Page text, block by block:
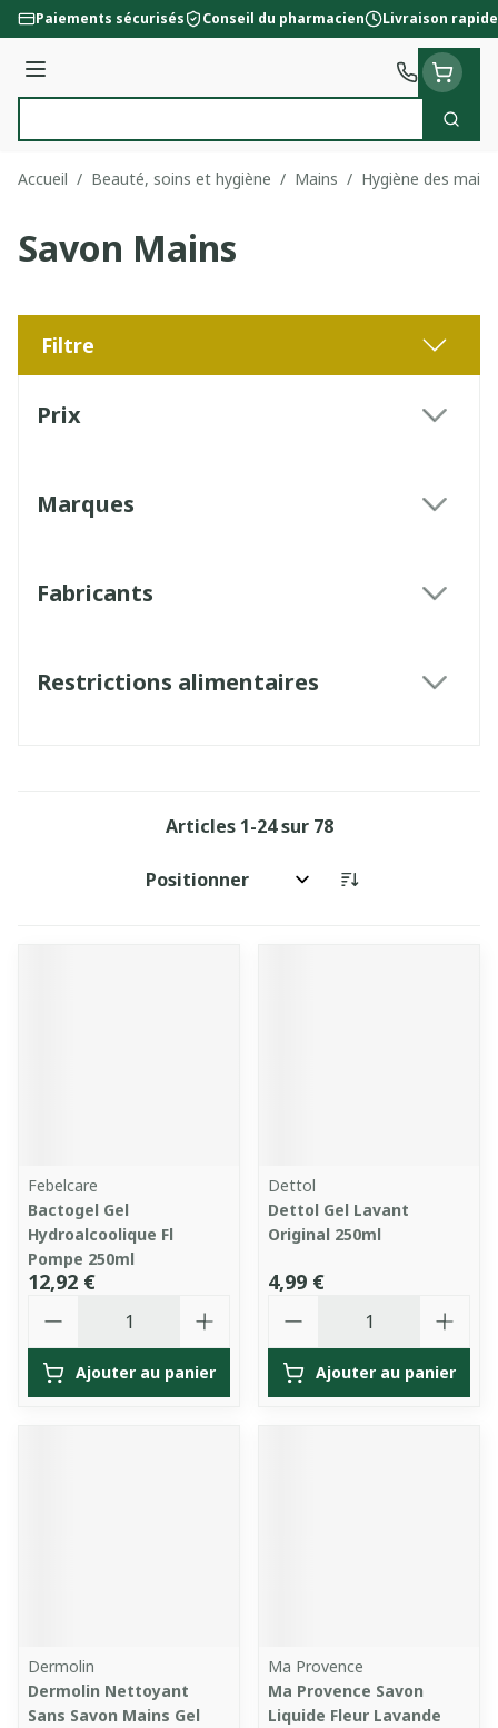
Aller au contenu
Paiements sécurisés Conseil du pharmacien Livraison rapide
Menu
Accueil / Beauté, soins et hygiène / Mains / Hygiène des mains
Savon Mains
Filtre
Prix
Marques
Fabricants
Restrictions alimentaires
Articles 1-24sur 78
Trier par:
Febelcare
Bactogel Gel
Hydroalcoolique Fl
Pompe 250ml
12,92 €
Ajouter au panier
Dettol
Dettol Gel Lavant
Original 250ml
4,99 €
Ajouter au panier
Dermolin
Dermolin Nettoyant
Sans Savon Mains Gel
Ma Provence
Ma Provence Savon
Liquide Fleur Lavande